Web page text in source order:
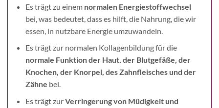
Es trägt zu einem normalen Energiestoffwechsel
bei, was bedeutet, dass es hilft, die Nahrung, die wir
essen, in nutzbare Energie umzuwandeln.
Es trägt zur normalen Kollagenbildung für die
normale Funktion der Haut, der Blutgefäße, der
Knochen, der Knorpel, des Zahnfleisches und der
Zähne bei.
Es trägt zurVerringerung von Müdigkeit und